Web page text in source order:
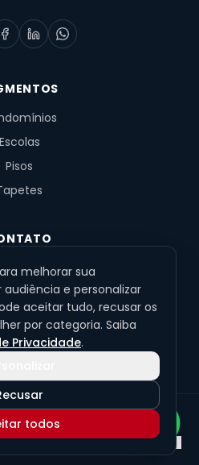
Escolas
Pisos
Barros, 491, Sala 4
PR · 80040-060
99201-6050
Tapetes Personalizados
0001-89
de UsoLGPDPreferências de cookies
melhorar sua
e personalizar
aceitar tudo, recusar os
por categoria. Saiba
Privacidade.
todos